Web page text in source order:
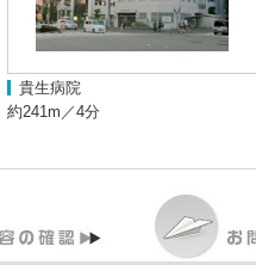
貴生病院
約241m／4分